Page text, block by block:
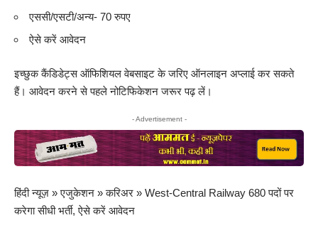
एससी/एसटी/अन्य- 70 रुपए
ऐसे करें आवेदन
इच्छुक कैंडिडेट्स ऑफिशियल वेबसाइट के जरिए ऑनलाइन अप्लाई कर सकते
हैं। आवेदन करने से पहले नोटिफिकेशन जरूर पढ़ लें।
- Advertisement -
हिंदी न्यूज़ »एजुकेशन »करिअर » West-Central Railway 680 पदों पर
करेगा सीधी भर्ती, ऐसे करें आवेदन